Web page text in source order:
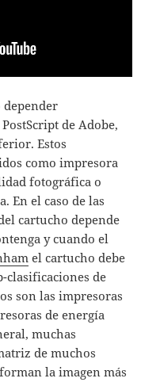
depender
de Adobe,
Estos
como impresora
fotográfica o
En el caso de las
cartucho depende
y cuando el
el cartucho debe
clasificaciones de
son las impresoras
de energía
muchas
de muchos
la imagen más